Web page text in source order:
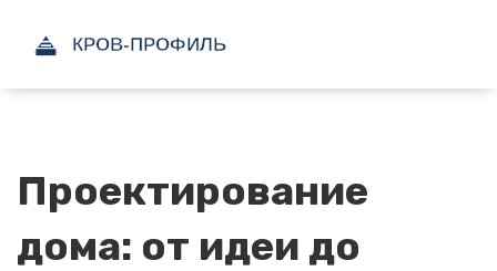
Проектирование
дома: от идеи до